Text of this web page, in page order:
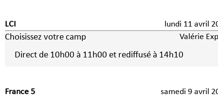
LCI lundi 11 avril
Choisissez votre camp Valérie
Direct de 10h00 à 11h00 et rediffusé à 14h10
France 5 samedi 9